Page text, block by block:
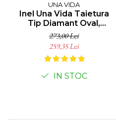
UNA VIDA
Inel Una Vida Taietura
Tip Diamant Oval,
Argint 925
273,00 Lei
259,35 Lei
IN STOC